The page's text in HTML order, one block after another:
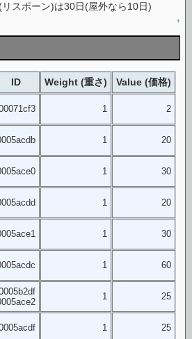
スポーン)は30日(屋外なら10日)
↑
ID Weight (重さ) Value (価格)
1 2
1 20
1 30
1 20
1 30
1 60
1 25
1 25